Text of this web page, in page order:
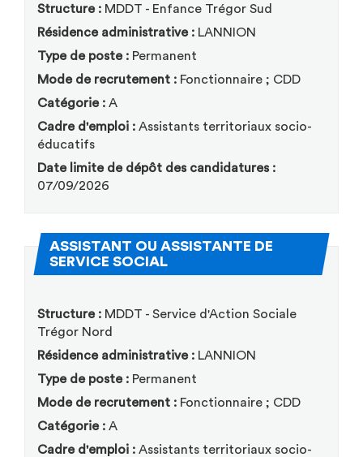
Structure : MDDT - Enfance Trégor Sud
Résidence administrative : LANNION
Type de poste : Permanent
Mode de recrutement : Fonctionnaire ; CDD
Catégorie : A
Cadre d'emploi : Assistants territoriaux socio-
éducatifs
Date limite de dépôt des candidatures :
07/09/2026
ASSISTANT OU ASSISTANTE DE
SERVICE SOCIAL
Structure : MDDT - Service d'Action Sociale
Trégor Nord
Résidence administrative : LANNION
Type de poste : Permanent
Mode de recrutement : Fonctionnaire ; CDD
Catégorie : A
Cadre d'emploi : Assistants territoriaux socio-